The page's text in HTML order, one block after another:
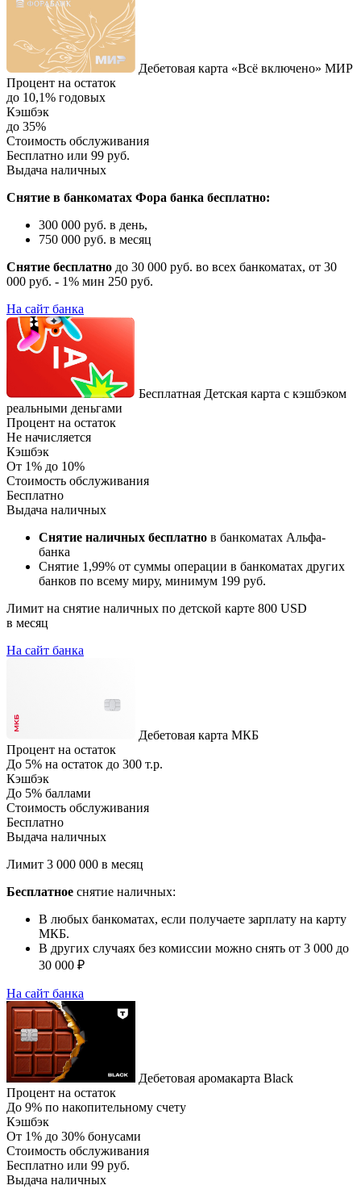
Дебетовая карта «Всё включено» МИР
Процент на остаток
до 10,1% годовых
Кэшбэк
до 35%
Стоимость обслуживания
Бесплатно или 99 руб.
Выдача наличных
Снятие в банкоматах Фора банка бесплатно:
300 000 руб. в день,
750 000 руб. в месяц
Снятие бесплатно до 30 000 руб. во всех банкоматах, от 30
000 руб. - 1% мин 250 руб.
На сайт банка
Бесплатная Детская карта с кэшбэком
реальными деньгами
Процент на остаток
Не начисляется
Кэшбэк
От 1% до 10%
Стоимость обслуживания
Бесплатно
Выдача наличных
Снятие наличных бесплатно в банкоматах Альфа-
банка
Снятие 1,99% от суммы операции в банкоматах других
банков по всему миру, минимум 199 руб.
Лимит на снятие наличных по детской карте 800 USD
в месяц
На сайт банка
Дебетовая карта МКБ
Процент на остаток
До 5% на остаток до 300 т.р.
Кэшбэк
До 5% баллами
Стоимость обслуживания
Бесплатно
Выдача наличных
Лимит 3 000 000 в месяц
Бесплатное снятие наличных:
В любых банкоматах, если получаете зарплату на карту
МКБ.
В других случаях без комиссии можно снять от 3 000 до
30 000 ₽
На сайт банка
Дебетовая аромакарта Black
Процент на остаток
До 9% по накопительному счету
Кэшбэк
От 1% до 30% бонусами
Стоимость обслуживания
Бесплатно или 99 руб.
Выдача наличных